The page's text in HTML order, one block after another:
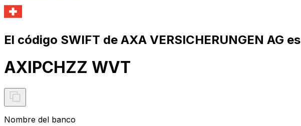
El código SWIFT de AXA VERSICHERUNGEN AG es
AXIPCHZZ WVT
Nombre del banco